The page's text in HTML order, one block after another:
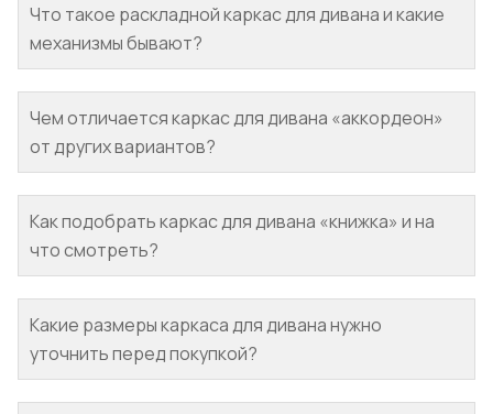
Что такое раскладной каркас для дивана и какие
механизмы бывают?
Чем отличается каркас для дивана «аккордеон»
от других вариантов?
Как подобрать каркас для дивана «книжка» и на
что смотреть?
Какие размеры каркаса для дивана нужно
уточнить перед покупкой?